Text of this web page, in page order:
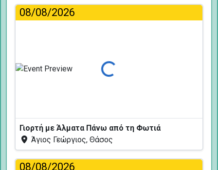
08/08/2026
Φόρτωση...
Γιορτή με Άλματα Πάνω από τη Φωτιά
Άγιος Γεώργιος, Θάσος
08/08/2026